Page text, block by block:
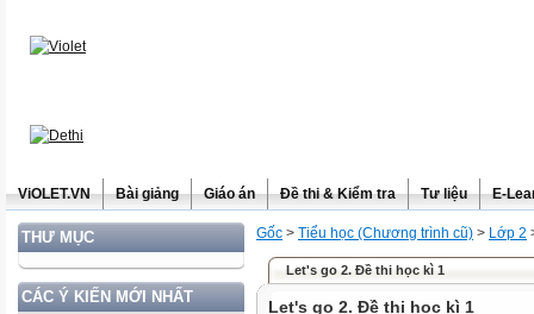
ViOLET.VN Bài giảng Giáo án Đề thi & Kiểm tra Tư liệu E-
THƯ MỤC
CÁC Ý KIẾN MỚI NHẤT
Gốc > Tiểu học (Chương trình cũ) > Lớp 2
Let's go 2. Đề thi học kì 1
Let's go 2. Đề thi học kì 1